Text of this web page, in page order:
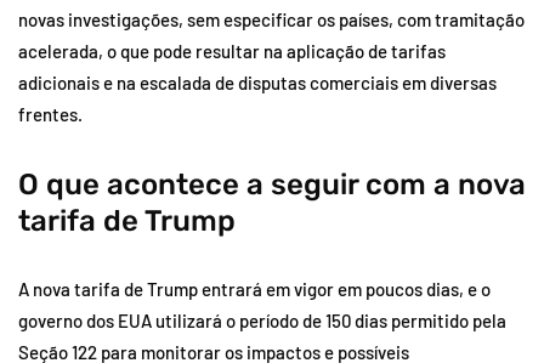
novas investigações, sem especificar os países, com tramitação
acelerada, o que pode resultar na aplicação de tarifas
adicionais e na escalada de disputas comerciais em diversas
frentes.
O que acontece a seguir com a nova
tarifa de Trump
A nova tarifa de Trump entrará em vigor em poucos dias, e o
governo dos EUA utilizará o período de 150 dias permitido pela
Seção 122 para monitorar os impactos e possíveis